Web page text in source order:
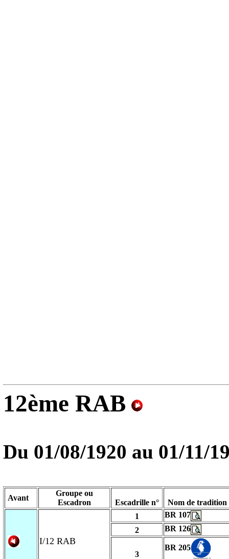
12ème RAB
Du 01/08/1920 au 01/11/
Avant
Groupe ou
Escadron
Escadrille n° Nom de tradition
I/12 RAB
1
BR 107
2
BR 126
3
BR 205